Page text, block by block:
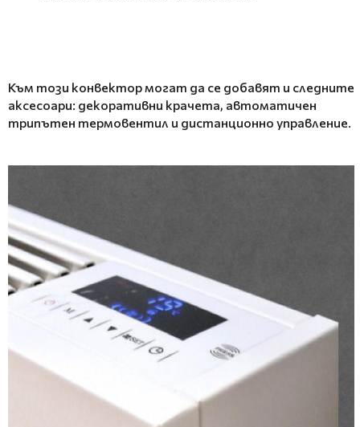
Към този конвектор могат да се добавят и следните
аксесоари: декоративни крачета, автоматичен
трипътен термовентил и дистанционно управление.